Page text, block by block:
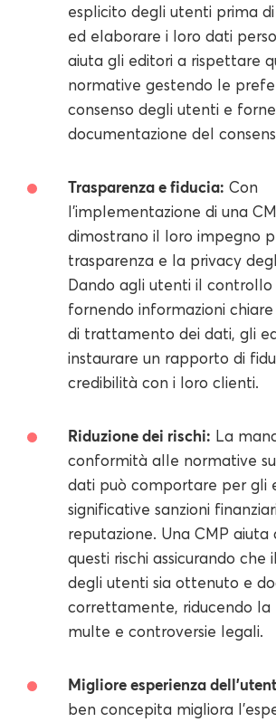
esplicito degli utenti prima
ed elaborare i loro dati
aiuta gli editori a rispettare
normative gestendo le
consenso degli utenti e
documentazione del
Trasparenza e fiducia: Con
l'implementazione di una
dimostrano il loro impegno
trasparenza e la privacy
Dando agli utenti il controllo
fornendo informazioni
di trattamento dei dati, gli
instaurare un rapporto di
credibilità con i loro clienti.
Riduzione dei rischi: La
conformità alle normative
dati può comportare per gli
significative sanzioni
reputazione. Una CMP aiuta
questi rischi assicurando che
degli utenti sia ottenuto e
correttamente, riducendo la
multe e controversie legali.
Migliore esperienza
ben concepita migliora